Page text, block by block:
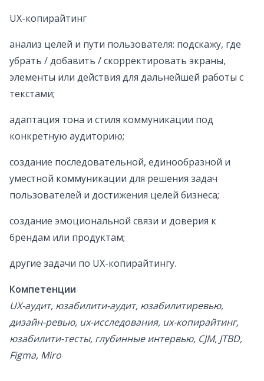
UX-копирайтинг
анализ целей и пути пользователя: подскажу, где
убрать / добавить / скорректировать экраны,
элементы или действия для дальнейшей работы с
текстами;
адаптация тона и стиля коммуникации под
конкретную аудиторию;
создание последовательной, единообразной и
уместной коммуникации для решения задач
пользователей и достижения целей бизнеса;
создание эмоциональной связи и доверия к
брендам или продуктам;
другие задачи по UX-копирайтингу.
Компетенции
UX-аудит, юзабилити-аудит, юзабилитиревью,
дизайн-ревью, ux-исследования, ux-копирайтинг,
юзабилити-тесты, глубинные интервью, CJM, JTBD,
Figma, Miro